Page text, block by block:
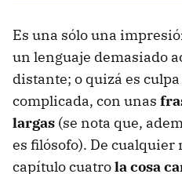
Es una sólo una
un lenguaje demasiado
distante; o quizá es
complicada, con unas
largas (se nota que,
es filósofo). De cualquier
capítulo cuatrola cosa